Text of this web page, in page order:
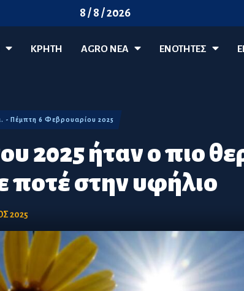
8 / 8 / 2026
ΚΡΗΤΗ AGRO ΝΈΑ ΕΝΟΤΗΤΕΣ
2025 ήταν ο πιο
ποτέ στην υφήλιο
- Πέμπτη 6 Φεβρουαρίου 2025
2025